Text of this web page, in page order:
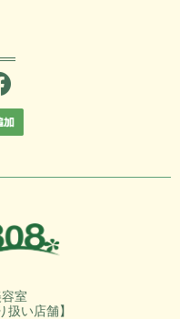
室
扱い店舗】